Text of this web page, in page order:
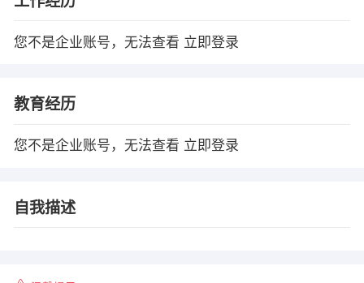
您不是企业账号，无法查看 立即登录
教育经历
您不是企业账号，无法查看 立即登录
自我描述